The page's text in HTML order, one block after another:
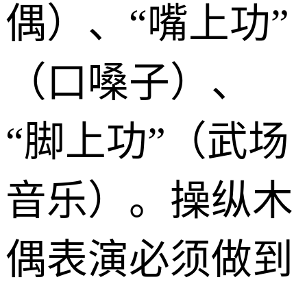
偶）、“嘴上功”
（口嗓子）、
“脚上功”（武场
音乐）。操纵木
偶表演必须做到